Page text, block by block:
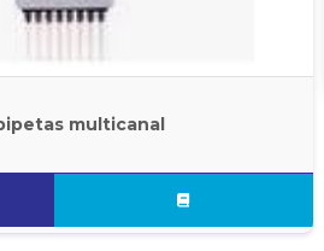
multicanal